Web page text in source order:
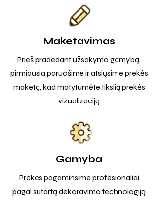
Maketavimas
Prieš pradedant užsakymo gamybą,
pirmiausia paruošime ir atsiųsime prekės
maketą, kad matytumėte tikslią prekės
vizualizaciją
Gamyba
Prekes pagaminsime profesionaliai
pagal sutartą dekoravimo technologiją